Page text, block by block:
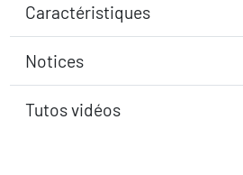
Caractéristiques
Notices
Tutos vidéos